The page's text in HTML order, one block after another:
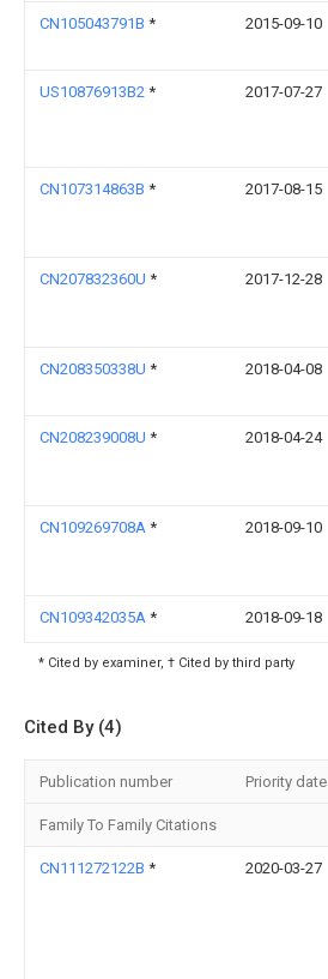
CN105043791B * 2015-09-10
US10876913B2 * 2017-07-27
CN107314863B * 2017-08-15
CN207832360U * 2017-12-28
CN208350338U * 2018-04-08
CN208239008U * 2018-04-24
CN109269708A * 2018-09-10
CN109342035A * 2018-09-18
* Cited by examiner, † Cited by third party
Cited By (4)
Publication number Priority date
Family To Family Citations
CN111272122B * 2020-03-27